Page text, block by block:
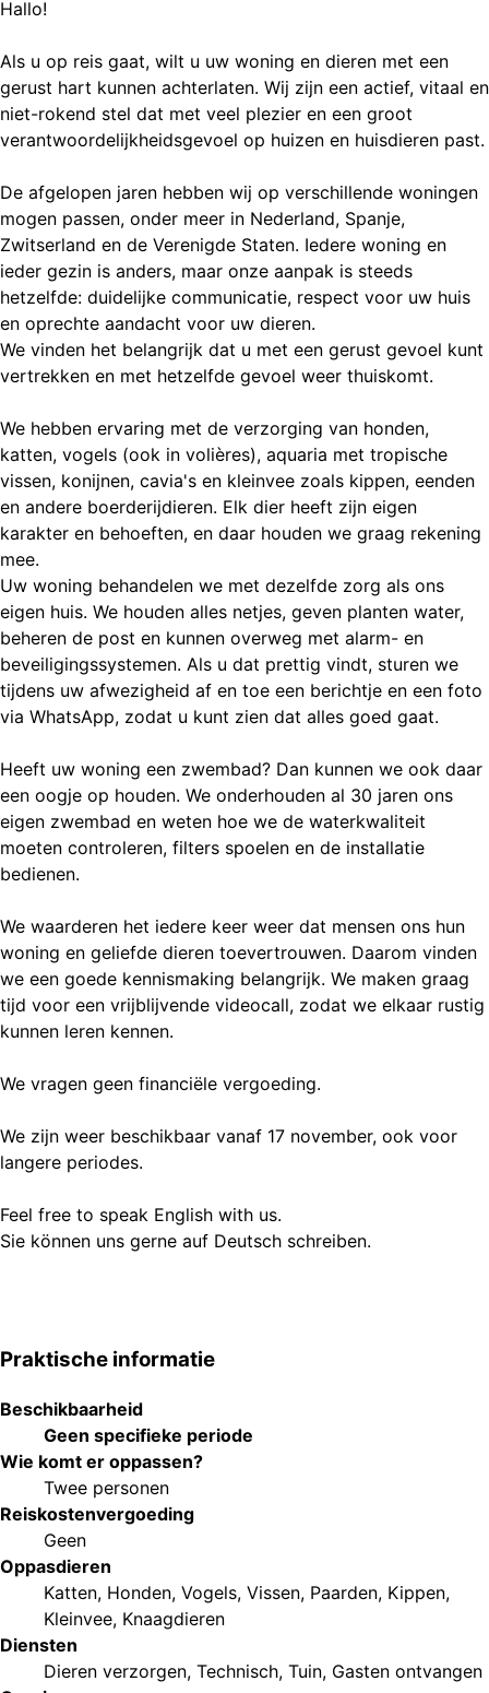
Hallo!
Als u op reis gaat, wilt u uw woning en dieren met een
gerust hart kunnen achterlaten. Wij zijn een actief, vitaal en
niet-rokend stel dat met veel plezier en een groot
verantwoordelijkheidsgevoel op huizen en huisdieren past.
De afgelopen jaren hebben wij op verschillende woningen
mogen passen, onder meer in Nederland, Spanje,
Zwitserland en de Verenigde Staten. Iedere woning en
ieder gezin is anders, maar onze aanpak is steeds
hetzelfde: duidelijke communicatie, respect voor uw huis
en oprechte aandacht voor uw dieren.
We vinden het belangrijk dat u met een gerust gevoel kunt
vertrekken en met hetzelfde gevoel weer thuiskomt.
We hebben ervaring met de verzorging van honden,
katten, vogels (ook in volières), aquaria met tropische
vissen, konijnen, cavia's en kleinvee zoals kippen, eenden
en andere boerderijdieren. Elk dier heeft zijn eigen
karakter en behoeften, en daar houden we graag rekening
mee.
Uw woning behandelen we met dezelfde zorg als ons
eigen huis. We houden alles netjes, geven planten water,
beheren de post en kunnen overweg met alarm- en
beveiligingssystemen. Als u dat prettig vindt, sturen we
tijdens uw afwezigheid af en toe een berichtje en een foto
via WhatsApp, zodat u kunt zien dat alles goed gaat.
Heeft uw woning een zwembad? Dan kunnen we ook daar
een oogje op houden. We onderhouden al 30 jaren ons
eigen zwembad en weten hoe we de waterkwaliteit
moeten controleren, filters spoelen en de installatie
bedienen.
We waarderen het iedere keer weer dat mensen ons hun
woning en geliefde dieren toevertrouwen. Daarom vinden
we een goede kennismaking belangrijk. We maken graag
tijd voor een vrijblijvende videocall, zodat we elkaar rustig
kunnen leren kennen.
We vragen geen financiële vergoeding.
We zijn weer beschikbaar vanaf 17 november, ook voor
langere periodes.
Feel free to speak English with us.
Sie können uns gerne auf Deutsch schreiben.
Praktische informatie
Beschikbaarheid
Geen specifieke periode
Wie komt er oppassen?
Twee personen
Reiskostenvergoeding
Geen
Oppasdieren
Katten, Honden, Vogels, Vissen, Paarden, Kippen,
Kleinvee, Knaagdieren
Diensten
Dieren verzorgen, Technisch, Tuin, Gasten ontvangen